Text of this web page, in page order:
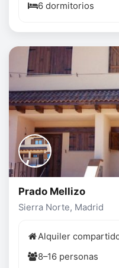
6 dormitorios
Prado Mellizo
Sierra Norte, Madrid
Alquiler
8–16 personas